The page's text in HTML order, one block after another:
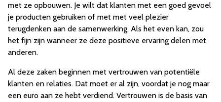
met ze opbouwen. Je wilt dat klanten met een goed gevoel
je producten gebruiken of met met veel plezier
terugdenken aan de samenwerking. Als het even kan, zou
het fijn zijn wanneer ze deze positieve ervaring delen met
anderen.
Al deze zaken beginnen met vertrouwen van potentiële
klanten en relaties. Dat moet er al zijn, voordat je nog maar
een euro aan ze hebt verdiend. Vertrouwen is de basis van